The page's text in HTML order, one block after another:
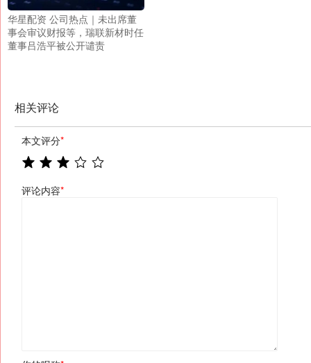
华星配资 公司热点｜未出席董
事会审议财报等，瑞联新材时任
董事吕浩平被公开谴责
相关评论
本文评分*
评论内容*